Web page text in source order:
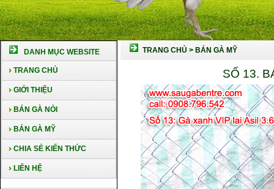
DANH MỤC WEBSITE
TRANG CHỦ
GIỚI THIỆU
BÁN GÀ NÒI
BÁN GÀ MỸ
CHIA SẺ KIẾN THỨC
LIÊN HỆ
TRANG CHỦ > BÁN GÀ MỸ
SỐ 13.